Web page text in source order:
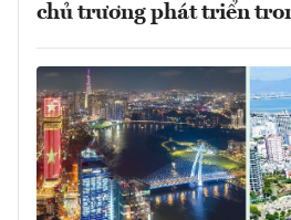
chủ trương phát triển